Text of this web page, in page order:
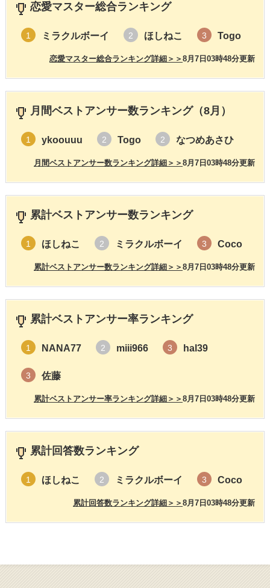
恋愛マスター総合ランキング
1 ミラクルボーイ 2 ほしねこ 3 Togo
8月7日03時48分更新
恋愛マスター総合ランキング詳細＞＞
月間ベストアンサー数ランキング（8月）
1 ykoouuu 2 Togo 2 なつめあさひ
8月7日03時48分更新
月間ベストアンサー数ランキング詳細＞＞
累計ベストアンサー数ランキング
1 ほしねこ 2 ミラクルボーイ 3 Coco
8月7日03時48分更新
累計ベストアンサー数ランキング詳細＞＞
累計ベストアンサー率ランキング
1 NANA77 2 miii966 3 hal39
3 佐藤
8月7日03時48分更新
累計ベストアンサー率ランキング詳細＞＞
累計回答数ランキング
1 ほしねこ 2 ミラクルボーイ 3 Coco
8月7日03時48分更新
累計回答数ランキング詳細＞＞